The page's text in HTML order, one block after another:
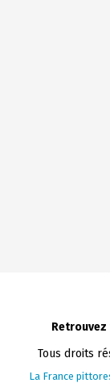
Tous droits
La France